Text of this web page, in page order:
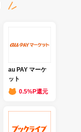
au PAY マーケ
ット
0.5%P還元